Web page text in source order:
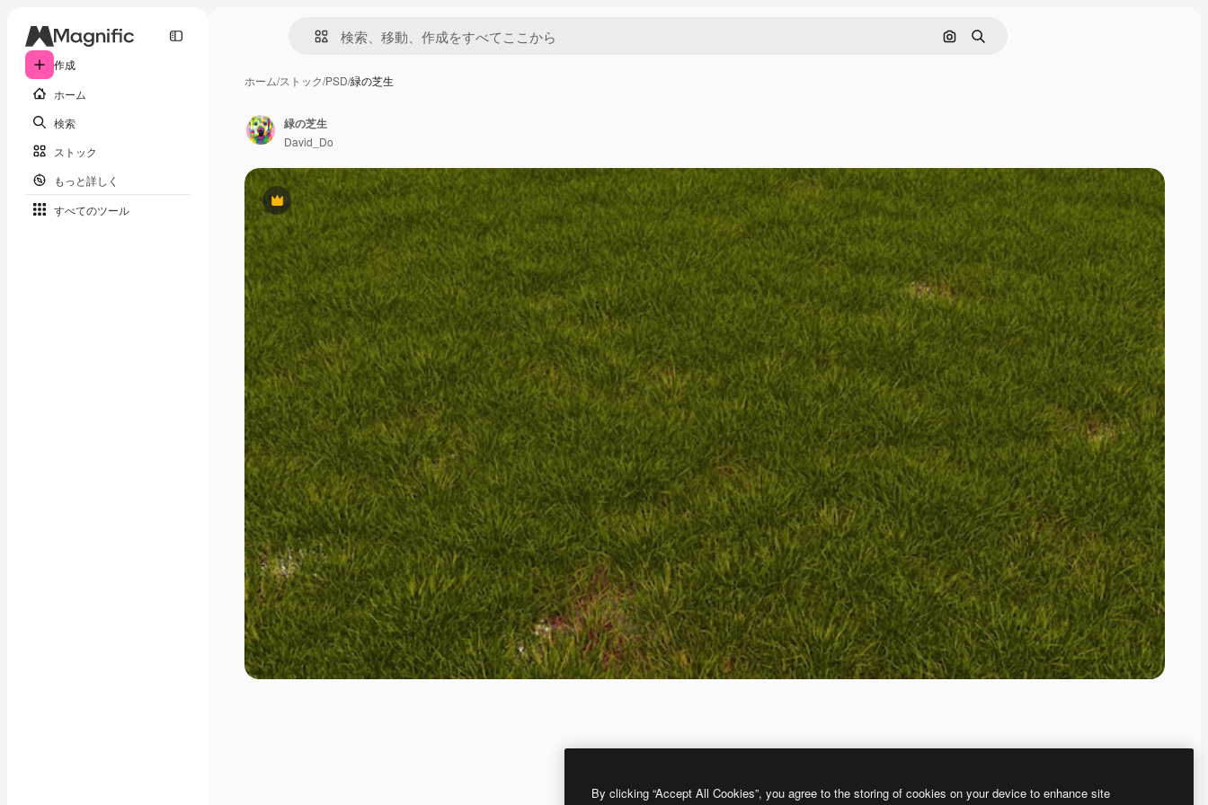
作成
ホーム
検索
ストック
もっと詳しく
すべてのツール
画像で検索
検索
ホーム/ストック/PSD/緑の芝生
Premium
緑の芝生
David_Do
By clicking “Accept All Cookies”, you agree to the storing of cookies on your device to enhance site